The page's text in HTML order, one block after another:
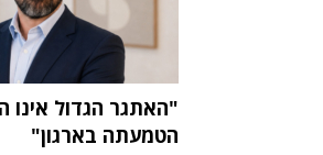
הטמעתה בארגון"